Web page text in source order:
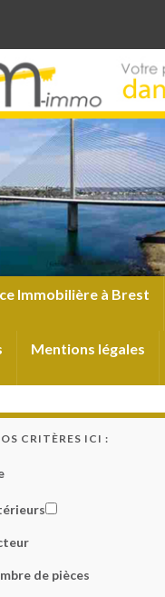
Immobilière à Brest
Mentions légales
CRITÈRES ICI :
de pièces